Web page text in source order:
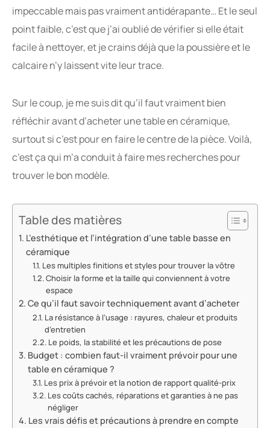
impeccable mais pas vraiment antidérapante… Et le seul
point faible, c’est que j’ai oublié de vérifier si elle était
facile à nettoyer, et je crains déjà que la poussière et le
calcaire n’y laissent vite leur trace.
Sur le coup, je me suis dit qu’il faut vraiment bien
réfléchir avant d’acheter une table en céramique,
surtout si c’est pour en faire le centre de la pièce. Voilà,
c’est ça qui m’a conduit à faire mes recherches pour
trouver le bon modèle.
Table des matières
L’esthétique et l’intégration d’une table basse en
céramique
Les multiples finitions et styles pour trouver la vôtre
Choisir la forme et la taille qui conviennent à votre
espace
Ce qu’il faut savoir techniquement avant d’acheter
La résistance à l’usage : rayures, chaleur et produits
d’entretien
Le poids, la stabilité et les précautions de pose
Budget : combien faut-il vraiment prévoir pour une
table en céramique ?
Les prix à prévoir et la notion de rapport qualité-prix
Les coûts cachés, réparations et garanties à ne pas
négliger
Les vrais défis et précautions à prendre en compte